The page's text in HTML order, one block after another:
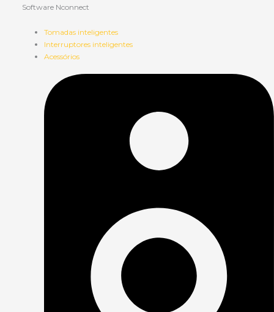
Software Nconnect
Tomadas inteligentes
Interruptores inteligentes
Acessórios